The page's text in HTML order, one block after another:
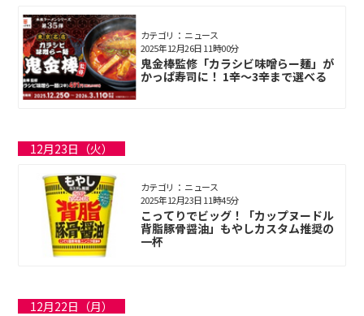
カテゴリ： ニュース
鬼金棒監修「カラシビ味噌らー麺」が
かっぱ寿司に！ 1辛～3辛まで選べる
2025年12月26日 11時00分
12月23日（火）
カテゴリ： ニュース
こってりでビッグ！「カップヌードル
背脂豚骨醤油」もやしカスタム推奨の
一杯
2025年12月23日 11時45分
12月22日（月）